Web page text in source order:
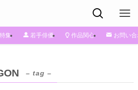
特集 若手俳優 作品関心 お問い
– tag –